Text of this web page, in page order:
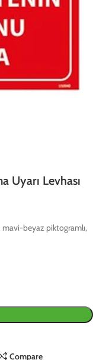
Uyarı Levhası
mavi-beyaz piktogramlı,
Compare